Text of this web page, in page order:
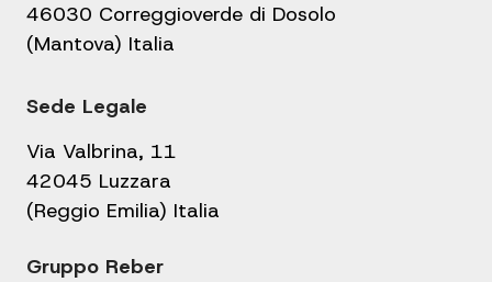
46030 Correggioverde di Dosolo
(Mantova) Italia
Sede Legale
Via Valbrina, 11
42045 Luzzara
(Reggio Emilia) Italia
Gruppo Reber